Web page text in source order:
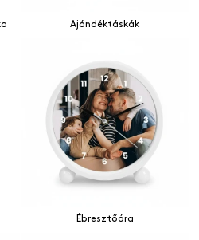
Ajándéktáskák
Ébresztőóra